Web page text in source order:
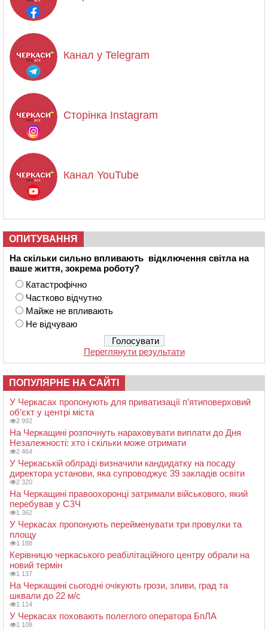
Канал у Telegram
Сторінка Instagram
Канал YouTube
ОПИТУВАННЯ
На скільки сильно впливають відключення світла на
ваше життя, зокрема роботу?
Катастрофічно
Частково відчутно
Майже не впливають
Не відчуваю
Переглянути результати
ПОПУЛЯРНЕ НА САЙТІ
У Черкасах пропонують для приватизації п’ятиповерховий
об’єкт у центрі міста
2 992
На Черкащині розпочнуть нараховувати виплати до Дня
Незалежності: хто і скільки може отримати
2 464
У Черкаській облраді визначили кандидатку на посаду
директора установи, яка супроводжує 39 закладів освіти
2 320
На Черкащині правоохоронці затримали військового, який
перебував у СЗЧ
1 362
У Черкасах пропонують перейменувати три провулки та
площу
1 188
Керівницю черкаського реабілітаційного центру обрали на
новий термін
1 137
На Черкащині сьогодні очікують грози, зливи, град та
шквали до 22 м/с
1 114
У Черкасах поховають полеглого оператора БпЛА
1 108